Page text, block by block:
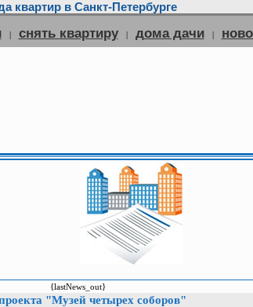
квартир в Санкт-Петербурге
| снять квартиру | дома дачи |
{lastNews_out}
"Музей четырех соборов"